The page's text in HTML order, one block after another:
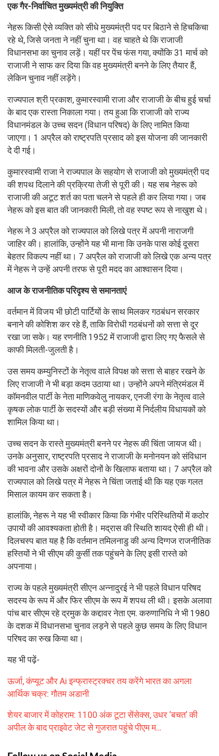
एक गैर-निर्वाचित मुख्यमंत्री की नियुक्ति
नेहरू किसी ऐसे व्यक्ति को सीधे मुख्यमंत्री पद पर बिठाने से हिचकिचा
रहे थे, जिसे जनता ने नहीं चुना था। वह चाहते थे कि राजाजी
विधानसभा का चुनाव लड़ें। यहीं पर पेंच फंस गया, क्योंकि 31 मार्च को
राजाजी ने साफ कर दिया कि वह मुख्यमंत्री बनने के लिए तैयार हैं,
लेकिन चुनाव नहीं लड़ेंगे।
राज्यपाल श्री प्रकाश, कुमारस्वामी राजा और राजाजी के बीच हुई चर्चा
के बाद एक रास्ता निकाला गया। तय हुआ कि राजाजी को राज्य
विधानमंडल के उच्च सदन (विधान परिषद) के लिए नामित किया
जाएगा। 1 अप्रैल को राष्ट्रपति प्रसाद को इस योजना की जानकारी
दे दी गई।
कुमारस्वामी राजा ने राज्यपाल के सहयोग से राजाजी को मुख्यमंत्री पद
की शपथ दिलाने की प्रक्रिया तेजी से पूरी की। यह सब नेहरू को
राजाजी की अटूट शर्त का पता चलने से पहले ही कर लिया गया। जब
नेहरू को इस बात की जानकारी मिली, तो वह स्पष्ट रूप से नाखुश थे।
नेहरू ने 3 अप्रैल को राज्यपाल को लिखे पत्र में अपनी नाराजगी
जाहिर की। हालांकि, उन्होंने यह भी माना कि उनके पास कोई दूसरा
बेहतर विकल्प नहीं था। 7 अप्रैल को राजाजी को लिखे एक अन्य पत्र
में नेहरू ने उन्हें अपनी तरफ से पूरी मदद का आश्वासन दिया।
आज के राजनीतिक परिदृश्य से समानताएं
वर्तमान में विजय भी छोटी पार्टियों के साथ मिलकर गठबंधन सरकार
बनाने की कोशिश कर रहे हैं, ताकि विरोधी गठबंधनों को सत्ता से दूर
रखा जा सके। यह रणनीति 1952 में राजाजी द्वारा लिए गए फैसले से
काफी मिलती-जुलती है।
उस समय कम्युनिस्टों के नेतृत्व वाले विपक्ष को सत्ता से बाहर रखने के
लिए राजाजी ने भी बड़ा कदम उठाया था। उन्होंने अपने मंत्रिमंडल में
कॉमनवील पार्टी के नेता माणिकवेलु नायकर, एनजी रंगा के नेतृत्व वाले
कृषक लोक पार्टी के सदस्यों और बड़ी संख्या में निर्दलीय विधायकों को
शामिल किया था।
उच्च सदन के रास्ते मुख्यमंत्री बनने पर नेहरू की चिंता जायज थी।
उनके अनुसार, राष्ट्रपति प्रसाद ने राजाजी के मनोनयन को संविधान
की भावना और उसके अक्षरों दोनों के खिलाफ बताया था। 7 अप्रैल को
राज्यपाल को लिखे पत्र में नेहरू ने चिंता जताई थी कि यह एक गलत
मिसाल कायम कर सकता है।
हालांकि, नेहरू ने यह भी स्वीकार किया कि गंभीर परिस्थितियों में कठोर
उपायों की आवश्यकता होती है। मद्रास की स्थिति शायद ऐसी ही थी।
दिलचस्प बात यह है कि वर्तमान तमिलनाडु की अन्य दिग्गज राजनीतिक
हस्तियों ने भी सीएम की कुर्सी तक पहुंचने के लिए इसी रास्ते को
अपनाया।
राज्य के पहले मुख्यमंत्री सीएन अन्नादुरई ने भी पहले विधान परिषद
सदस्य के रूप में और फिर सीएम के रूप में शपथ ली थी। इसके अलावा
पांच बार सीएम रहे द्रमुक के कद्दावर नेता एम. करुणानिधि ने भी 1980
के दशक में विधानसभा चुनाव लड़ने से पहले कुछ समय के लिए विधान
परिषद का रुख किया था।
यह भी पढ़ें-
ऊर्जा, कंप्यूट और Ai इन्फ्रास्ट्रक्चर तय करेंगे भारत का अगला
आर्थिक चक्र: गौतम अडानी
शेयर बाजार में कोहराम: 1100 अंक टूटा सेंसेक्स, उधर ‘बचत’ की
अपील के बाद प्राइवेट जेट से गुजरात पहुंचे पीएम म…